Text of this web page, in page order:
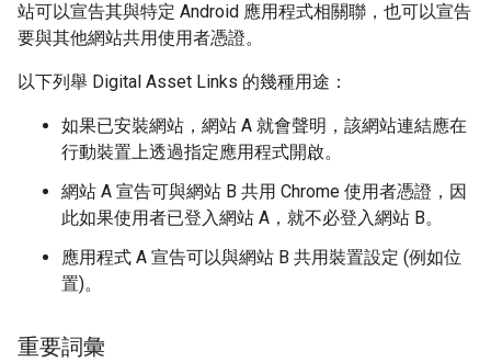
站可以宣告其與特定 Android 應用程式相關聯，也可以宣告
要與其他網站共用使用者憑證。
以下列舉 Digital Asset Links 的幾種用途：
如果已安裝網站，網站 A 就會聲明，該網站連結應在
行動裝置上透過指定應用程式開啟。
網站 A 宣告可與網站 B 共用 Chrome 使用者憑證，因
此如果使用者已登入網站 A，就不必登入網站 B。
應用程式 A 宣告可以與網站 B 共用裝置設定 (例如位
置)。
重要詞彙